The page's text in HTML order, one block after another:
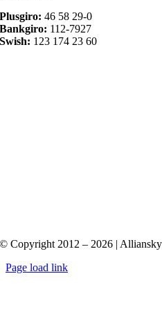
Plusgiro: 46 58 29-0
Bankgiro: 112-7927
Swish: 123 174 23 60
© Copyright 2012 – 2026 |
Page load link